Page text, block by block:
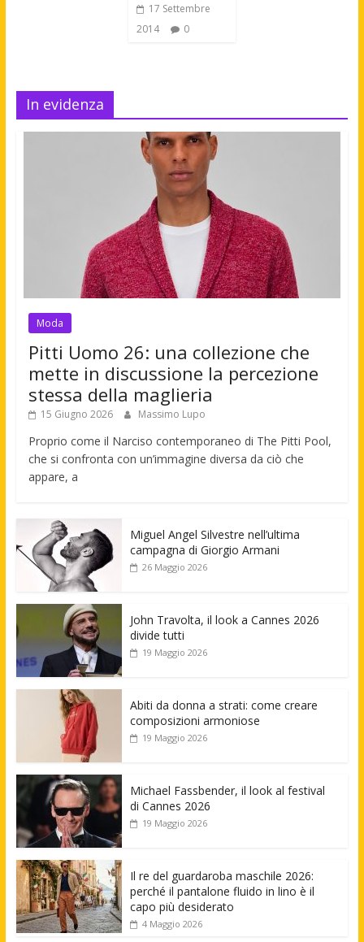
17 Settembre
2014
0
In evidenza
Moda
Pitti Uomo 26: una collezione che
mette in discussione la percezione
stessa della maglieria
15 Giugno 2026 Massimo Lupo
Proprio come il Narciso contemporaneo di The Pitti Pool,
che si confronta con un’immagine diversa da ciò che
appare, a
Miguel Angel Silvestre nell’ultima
campagna di Giorgio Armani
26 Maggio 2026
John Travolta, il look a Cannes 2026
divide tutti
19 Maggio 2026
Abiti da donna a strati: come creare
composizioni armoniose
19 Maggio 2026
Michael Fassbender, il look al festival
di Cannes 2026
19 Maggio 2026
Il re del guardaroba maschile 2026:
perché il pantalone fluido in lino è il
capo più desiderato
4 Maggio 2026